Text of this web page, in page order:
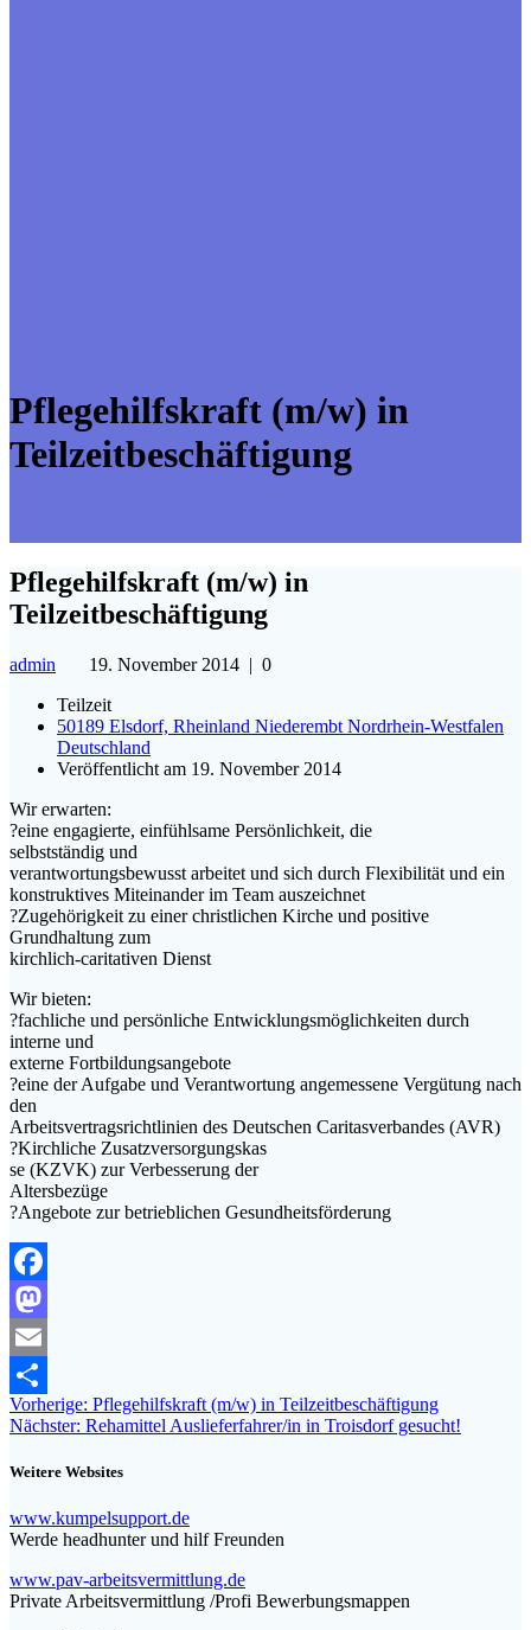
Pflegehilfskraft (m/w) in
Teilzeitbeschäftigung
Pflegehilfskraft (m/w) in
Teilzeitbeschäftigung
admin 19. November 2014 | 0
Teilzeit
50189 Elsdorf, Rheinland Niederembt Nordrhein-Westfalen
Deutschland
Veröffentlicht am 19. November 2014
Wir erwarten:
?eine engagierte, einfühlsame Persönlichkeit, die
selbstständig und
verantwortungsbewusst arbeitet und sich durch Flexibilität und ein
konstruktives Miteinander im Team auszeichnet
?Zugehörigkeit zu einer christlichen Kirche und positive
Grundhaltung zum
kirchlich-caritativen Dienst
Wir bieten:
?fachliche und persönliche Entwicklungsmöglichkeiten durch
interne und
externe Fortbildungsangebote
?eine der Aufgabe und Verantwortung angemessene Vergütung nach
den
Arbeitsvertragsrichtlinien des Deutschen Caritasverbandes (AVR)
?Kirchliche Zusatzversorgungskas
se (KZVK) zur Verbesserung der
Altersbezüge
?Angebote zur betrieblichen Gesundheitsförderung
Facebook
Mastodon
Email
Teilen
Beitragsnavigation
Vorherige: Vorheriger
Beitrag:
Pflegehilfskraft (m/w) in Teilzeitbeschäftigung
Nächster: Nächster
Rehamittel Auslieferfahrer/in in Troisdorf gesucht!
Weitere Websites
www.kumpelsupport.de
Werde headhunter und hilf Freunden
www.pav-arbeitsvermittlung.de
Private Arbeitsvermittlung /Profi Bewerbungsmappen